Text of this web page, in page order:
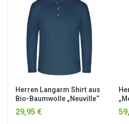
Herren Langarm Shirt aus
Bio-Baumwolle „Neuville“
Marine
29,95 €